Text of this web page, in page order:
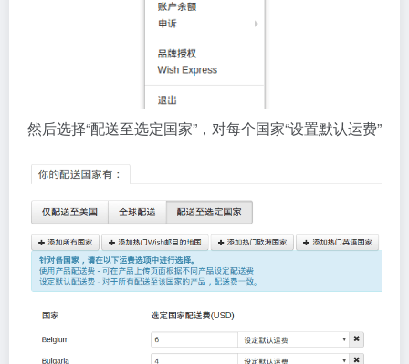
然后选择“配送至选定国家”，对每个国家“设置默认运费”